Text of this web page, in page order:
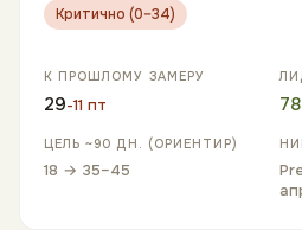
Критично (0–34)
К ПРОШЛОМУ ЗАМЕРУ
29-11 пт 78
ЦЕЛЬ ~90 ДН. (ОРИЕНТИР)
18 → 35–45